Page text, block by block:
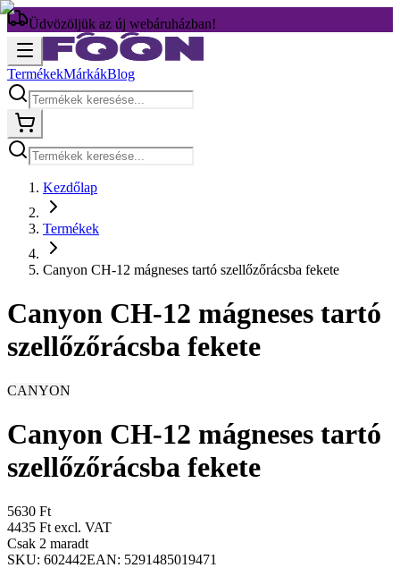
Üdvözöljük az új webáruházban!
TermékekMárkákBlog
Kezdőlap
Termékek
Canyon CH-12 mágneses tartó szellőzőrácsba fekete
Canyon CH-12 mágneses tartó
szellőzőrácsba fekete
CANYON
Canyon CH-12 mágneses tartó
szellőzőrácsba fekete
5630 Ft
4435 Ft excl. VAT
Csak 2 maradt
SKU: 602442EAN: 5291485019471